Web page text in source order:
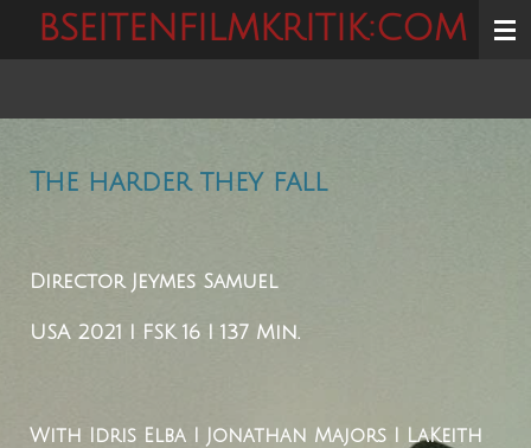
ZumBSEITENFILMKRITIK:COM
The harder they fall
DirectorJeymes Samuel
USA 2021 I FSK 16 I 137 Min.
With
Idris Elba I Jonathan Majors I LaKeith